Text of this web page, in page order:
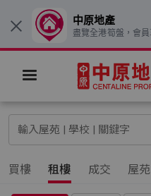
買樓 租樓 成交 屋苑
× 中原地產
盡覽全港筍盤，會員